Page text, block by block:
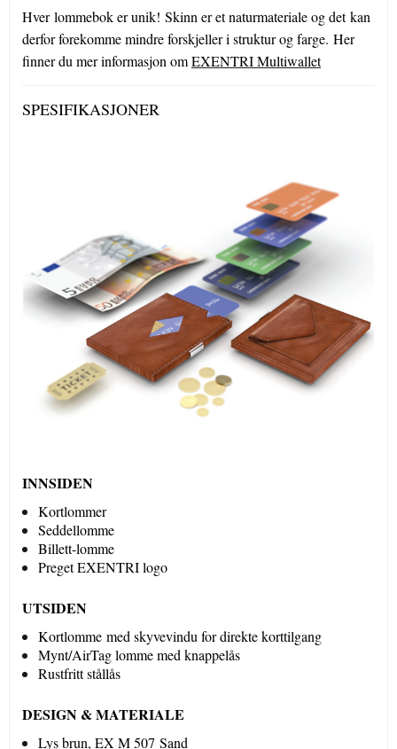
Hver lommebok er unik! Skinn er et naturmateriale og det kan
derfor forekomme mindre forskjeller i struktur og farge. Her
finner du mer informasjon omEXENTRI Multiwallet
SPESIFIKASJONER
INNSIDEN
Kortlommer
Seddellomme
Billett-lomme
Preget EXENTRI logo
UTSIDEN
Kortlomme med skyvevindu for direkte korttilgang
Mynt/AirTag lomme med knappelås
Rustfritt stållås
DESIGN & MATERIALE
Lys brun, EX M 507 Sand